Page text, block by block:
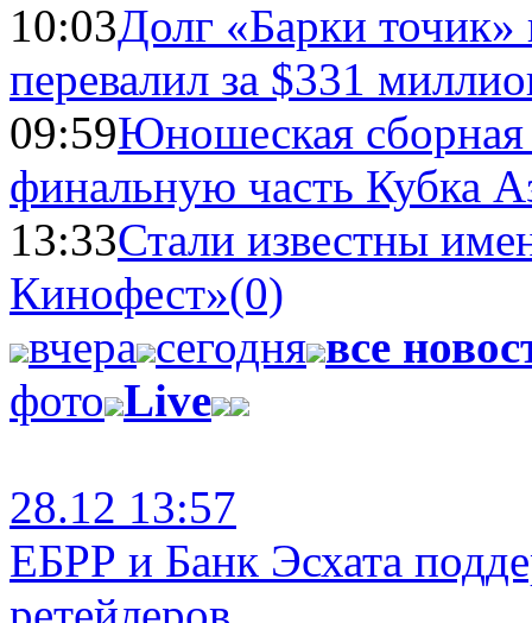
10:03Долг «Барки
перевалил за $331
09:59Юношеская
финальную часть Кубка
13:33Стали известны
Кинофест»(0)
вчера сегодня все
фото Live
28.12 13:57
ЕБРР и Банк Эсхата